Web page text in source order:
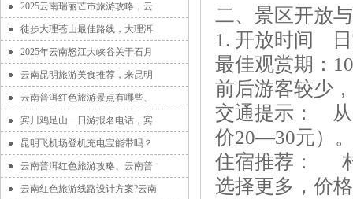
2025云南瑞丽芒市旅游攻略，云
徒步大理苍山最佳路线，大理洱
2025年云南怒江大峡谷关于石月
云南昆明旅游美食推荐，来昆明
云南普洱红色旅游景点有哪些、
宾川鸡足山一日游报名电话，宾
昆明飞机场登机充电宝能带吗？
云南普洱红色旅游攻略、云南普
云南红色旅游线路设计方案?云南
二、景区开放
1. 开放时间 日
最佳观赏期：
前后游客较少
交通提示： 从
价20—30元）
住宿推荐： 村
选择更多，价